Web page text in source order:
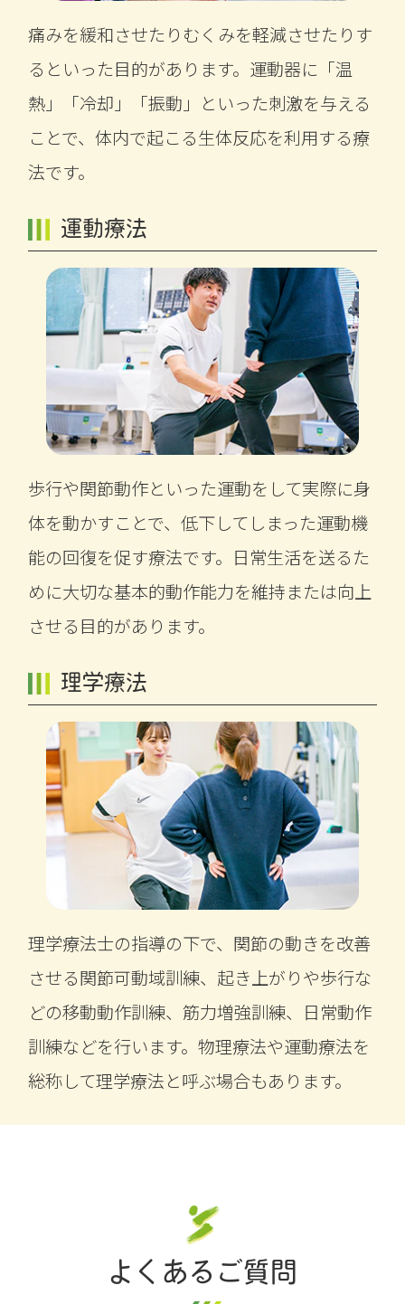
痛みを緩和させたりむくみを軽減させたりす
るといった目的があります。運動器に「温
熱」「冷却」「振動」といった刺激を与える
ことで、体内で起こる生体反応を利用する療
法です。
運動療法
歩行や関節動作といった運動をして実際に身
体を動かすことで、低下してしまった運動機
能の回復を促す療法です。日常生活を送るた
めに大切な基本的動作能力を維持または向上
させる目的があります。
理学療法
理学療法士の指導の下で、関節の動きを改善
させる関節可動域訓練、起き上がりや歩行な
どの移動動作訓練、筋力増強訓練、日常動作
訓練などを行います。物理療法や運動療法を
総称して理学療法と呼ぶ場合もあります。
よくあるご質問